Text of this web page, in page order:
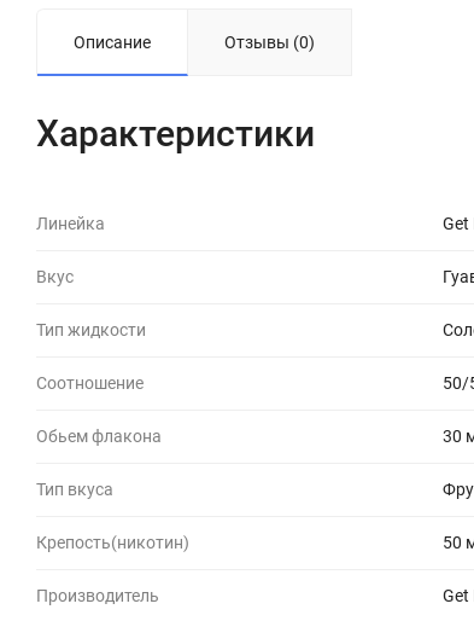
Описание Отзывы (0)
Характеристики
Линейка Get
Вкус
Тип жидкости
Соотношение 50/
Обьем флакона 30
Тип вкуса
Крепость(никотин) 50
Производитель Get